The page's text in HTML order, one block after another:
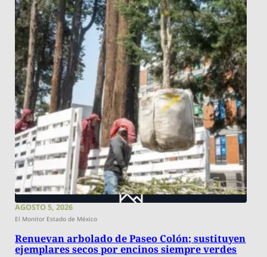
AGOSTO 5, 2026
El Monitor Estado de México
Renuevan arbolado de Paseo Colón; sustituyen
ejemplares secos por encinos siempre verdes